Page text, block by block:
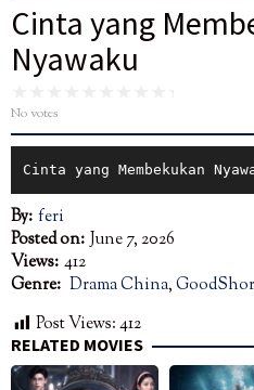
Cinta yang
Nyawaku
No votes
Cinta yang Membekukan
By: feri
Posted on: June 7, 2026
Views: 412
Genre: Drama China,
Post Views:412
RELATED MOVIES